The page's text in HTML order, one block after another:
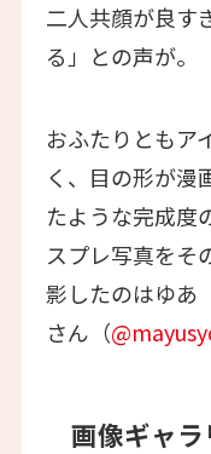
二人共顔が良す
る」との声が。
おふたりともア
く、目の形が漫
たような完成度
スプレ写真をそ
影したのはゆあ
さん（
画像ギャラ